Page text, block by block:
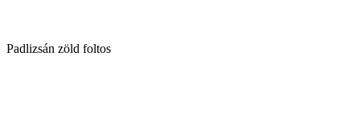
Padlizsán zöld foltos